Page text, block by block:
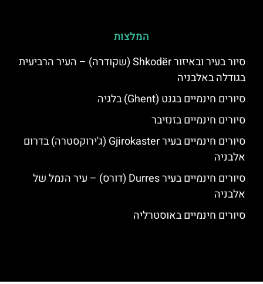
המלצות
סיור בעיר ובאיזור Shkodër (שקודרה) – העיר הרביעית
בגודלה באלבניה
סיורים חינמיים בגנט (Ghent) בלגיה
סיורים חינמיים בזנזיבר
סיורים חינמיים בעיר Gjirokaster (ג'ירוקסטרה) בדרום
אלבניה
סיורים חינמיים בעיר Durres (דורס) – עיר הנמל של
אלבניה
סיורים חינמיים באוסטרליה